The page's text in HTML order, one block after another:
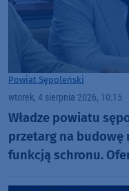
Powiat Sępoleński
wtorek, 4 sierpnia 2026, 10:15
Władze powiatu
przetarg na budowę
funkcją schronu.